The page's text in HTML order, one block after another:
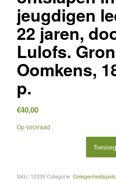
jeugdigen
22 jaren,
Lulofs.
Oomkens,
p.
€40,00
Op voorraad
SKU: 10339 Categorie: